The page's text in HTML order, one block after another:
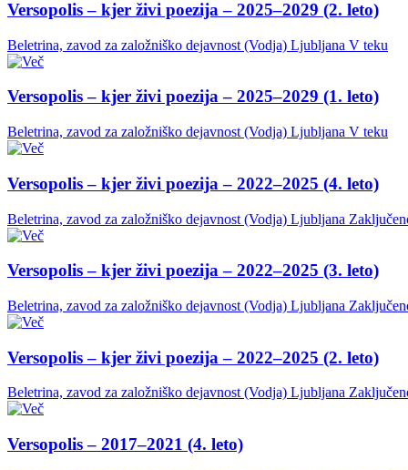
Versopolis – kjer živi poezija – 2025–2029 (2. leto)
Beletrina, zavod za založniško dejavnost (Vodja) Ljubljana V teku
Versopolis – kjer živi poezija – 2025–2029 (1. leto)
Beletrina, zavod za založniško dejavnost (Vodja) Ljubljana V teku
Versopolis – kjer živi poezija – 2022–2025 (4. leto)
Beletrina, zavod za založniško dejavnost (Vodja) Ljubljana
Versopolis – kjer živi poezija – 2022–2025 (3. leto)
Beletrina, zavod za založniško dejavnost (Vodja) Ljubljana
Versopolis – kjer živi poezija – 2022–2025 (2. leto)
Beletrina, zavod za založniško dejavnost (Vodja) Ljubljana
Versopolis – 2017–2021 (4. leto)